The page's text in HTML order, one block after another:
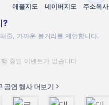
애플지도 네이버지도 주소복사
?
줄, 가까운 볼거리를 제안합니다.
중인 이벤트가 없습니다
공연 행사 더보기